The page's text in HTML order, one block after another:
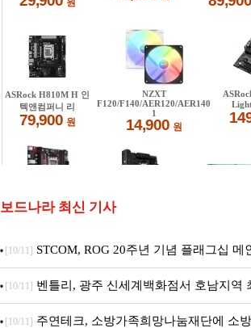
보드나라 최신 기사
[10/11] STCOM, ROG 20주년 기념 플래그십 메
Crosshair X870E EDITION 20 국내 출시 예정
[10/11] 벤틀리, 광주 신세계백화점서 호남지역
픈
[10/11] 주연테크, 소방가족희망나눔재단에 소